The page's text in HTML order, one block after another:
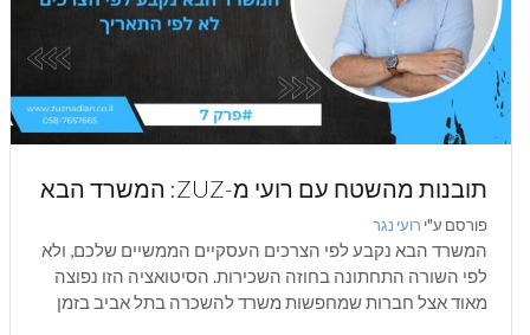
תובנות מהשטח עם רועי מ-ZUZ: המשרד הבא
נקבע לפי הצרכים - לא לפי התאריך
פורסם ע"י רועי נגר
המשרד הבא נקבע לפי הצרכים העסקיים הממשיים שלכם, ולא
לפי השורה התחתונה בחוזה השכירות. הסיטואציה הזו נפוצה
מאוד אצל חברות שמחפשות משרד להשכרה בתל אביב בזמן